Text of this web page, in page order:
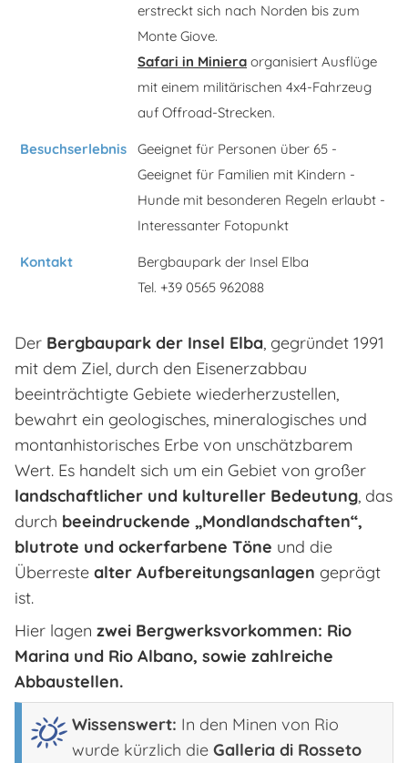
erstreckt sich nach Norden bis zum
Monte Giove.
Safari in Miniera organisiert Ausflüge
mit einem militärischen 4x4-Fahrzeug
auf Offroad-Strecken.
Besuchserlebnis
Geeignet für Personen über 65 -
Geeignet für Familien mit Kindern -
Hunde mit besonderen Regeln erlaubt -
Interessanter Fotopunkt
Kontakt
Bergbaupark der Insel Elba
Tel. +39 0565 962088
Der Bergbaupark der Insel Elba, gegründet 1991
mit dem Ziel, durch den Eisenerzabbau
beeinträchtigte Gebiete wiederherzustellen,
bewahrt ein geologisches, mineralogisches und
montanhistorisches Erbe von unschätzbarem
Wert. Es handelt sich um ein Gebiet von großer
landschaftlicher und kultureller Bedeutung, das
durch beeindruckende „Mondlandschaften“,
blutrote und ockerfarbene Töne und die
Überreste alter Aufbereitungsanlagen geprägt
ist.
Hier lagen zwei Bergwerksvorkommen: Rio
Marina und Rio Albano, sowie zahlreiche
Abbaustellen.
Wissenswert: In den Minen von Rio
wurde kürzlich die Galleria di Rosseto